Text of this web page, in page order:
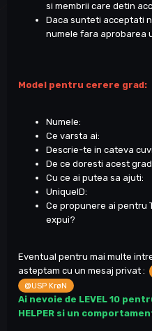
si membrii care detin
Daca sunteti acceptati
numele fara aprobarea
Model pentru cerere grad:
Numele:
Ce varsta ai:
Descrie-te in cateva
De ce doresti acest
Cu ce ai putea sa ajuti:
UniqueID:
Ce propunere ai pentru
expui?
Eventual pentru mai multe
asteptam cu un mesaj privat :
@USP KrøN
Ai nevoie de LEVEL 10
HELPER si un